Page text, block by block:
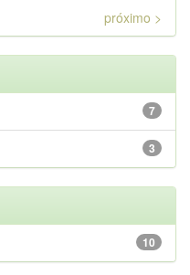
próximo >
7
3
10